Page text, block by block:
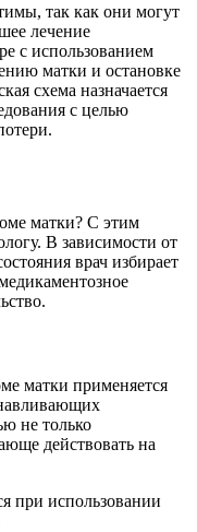
так как они могут
лечение
с использованием
матки и остановке
схема назначается
с целью
матки? С этим
В зависимости от
врач избирает
матки применяется
не только
действовать на
при использовании